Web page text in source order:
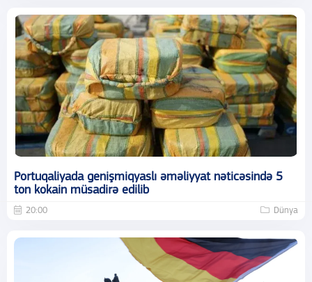
Portuqaliyada genişmiqyaslı əməliyyat nəticəsində 5
ton kokain müsadirə edilib
20:00 Dünya